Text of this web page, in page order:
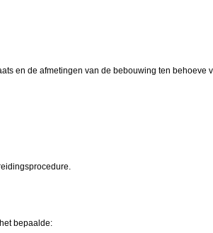
en de afmetingen van de bebouwing ten behoeve
bepaalde: